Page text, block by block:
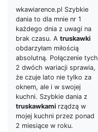
wkawiarence.pl Szybkie
dania to dla mnie nr 1
każdego dnia z uwagi na
brak czasu. A truskawki
obdarzyłam miłością
absolutną. Połączenie tych
2 dwóch wariacji sprawia,
że czuje lato nie tylko za
oknem, ale i w swojej
kuchni. Szybkie dania z
truskawkami rządzą w
mojej kuchni przez ponad
2 miesiące w roku.